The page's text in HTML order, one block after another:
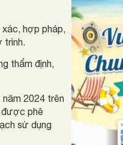
hợp pháp,
thẩm định,
2024 trên
được phê
sử dụng